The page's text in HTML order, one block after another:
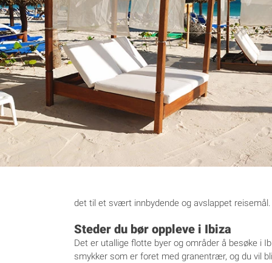
det til et svært innbydende og avslappet reisemål.
Steder du bør oppleve i Ibiza
Det er utallige flotte byer og områder å besøke i
smykker som er foret med granentrær, og du vil